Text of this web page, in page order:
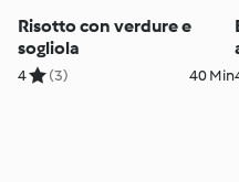
Risotto con verdure e
sogliola
4 (3) 40 Min